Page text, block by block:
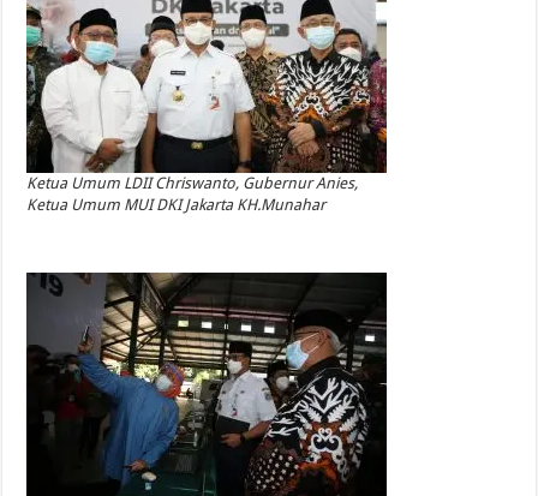
Ketua Umum LDII Chriswanto, Gubernur Anies,
Ketua Umum MUI DKI Jakarta KH.Munahar